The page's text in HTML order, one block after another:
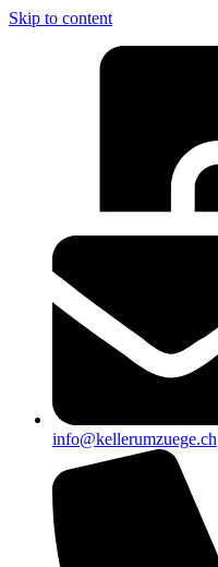
Skip to content
info@kellerumzuege.ch